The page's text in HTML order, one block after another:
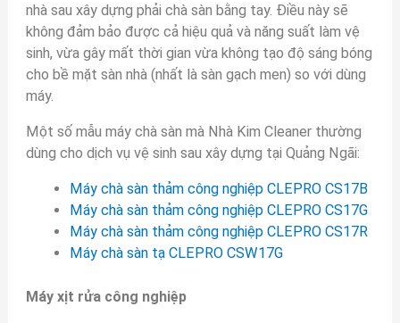
nhà sau xây dựng phải chà sàn bằng tay. Điều này sẽ
không đảm bảo được cả hiệu quả và năng suất làm vệ
sinh, vừa gây mất thời gian vừa không tạo độ sáng bóng
cho bề mặt sàn nhà (nhất là sàn gạch men) so với dùng
máy.
Một số mẫu máy chà sàn mà Nhà Kim Cleaner thường
dùng cho dịch vụ vệ sinh sau xây dựng tại Quảng Ngãi:
Máy chà sàn thảm công nghiệp CLEPRO CS17B
Máy chà sàn thảm công nghiệp CLEPRO CS17G
Máy chà sàn thảm công nghiệp CLEPRO CS17R
Máy chà sàn tạ CLEPRO CSW17G
Máy xịt rửa công nghiệp